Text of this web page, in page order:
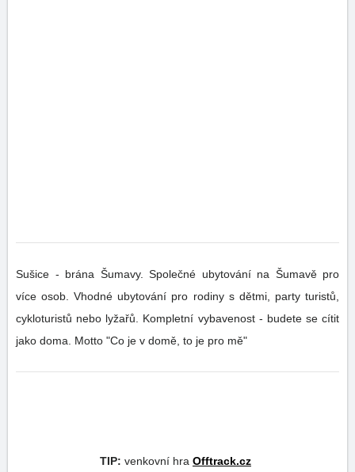
Sušice - brána Šumavy. Společné ubytování na Šumavě pro
více osob. Vhodné ubytování pro rodiny s dětmi, party turistů,
cykloturistů nebo lyžařů. Kompletní vybavenost - budete se cítit
jako doma. Motto "Co je v domě, to je pro mě"
TIP: venkovní hra Offtrack.cz